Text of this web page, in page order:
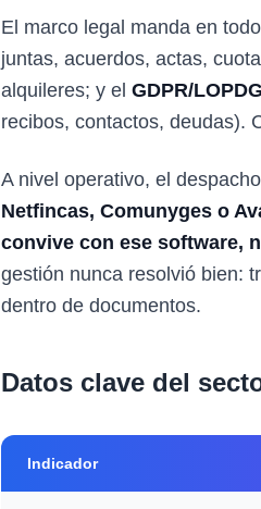
El marco legal manda en
juntas, acuerdos, actas,
alquileres; y el GDPR/
recibos, contactos, deudas).
A nivel operativo, el
Netfincas, Comunyges o
convive con ese software,
gestión nunca resolvió bien:
dentro de documentos.
Datos clave del
Indicador